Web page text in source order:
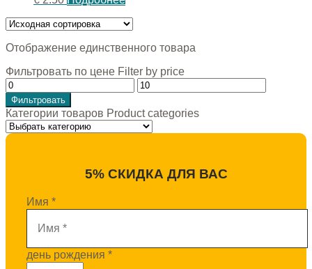
Отображение единственного товара
Фильтровать по цене Filter by price
Фильтровать
Категории товаров Product categories
5% СКИДКА ДЛЯ ВАС
Имя *
день рождения *